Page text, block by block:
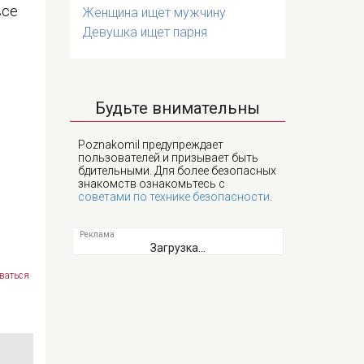
Женщина ищет мужчину
Девушка ищет парня
Будьте внимательны
Poznakomil предупреждает
пользователей и призывает быть
бдительными. Для более безопасных
знакомств ознакомьтесь с
советами по технике безопасности
Загрузка...